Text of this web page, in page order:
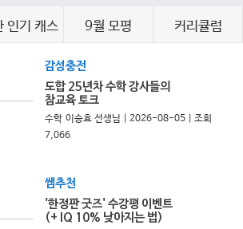
인기 캐스 9월 모평 커리큘럼
감성충전
도합 25년차 수학 강사들의
참교육 토크
수학 이승효 선생님 | 2026-08-05 | 조회
7,066
쌤추천
'한정판 굿즈' 수강평 이벤트
(+ IQ 10% 낮아지는 법)